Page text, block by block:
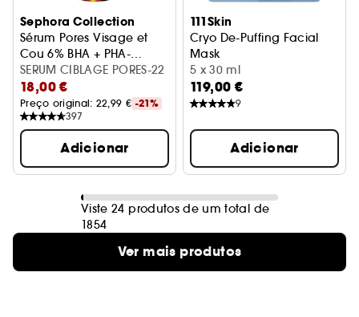
Sephora Collection
Sérum Pores Visage et
Cou 6% BHA + PHA-
Serúm Anti Poros
SERUM CIBLAGE PORES-22
18,00 €
Preço original: 22,99 € -21%
397
Adicionar
111Skin
Cryo De-Puffing Facial
Mask
Máscara de Olhos
5 x 30 ml
119,00 €
9
Adicionar
Viste 24 produtos de um total de
1854
Ver mais produtos